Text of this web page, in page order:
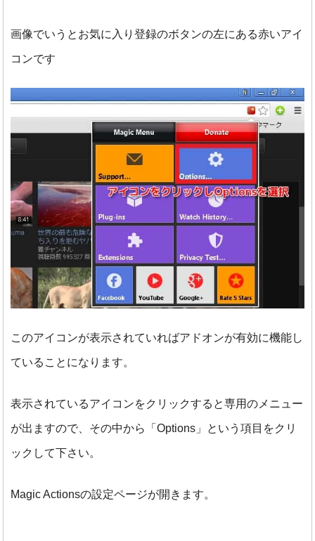
画像でいうとお気に入り登録のボタンの左にある赤いアイ
コンです
このアイコンが表示されていればアドオンが有効に機能し
ていることになります。
表示されているアイコンをクリックすると専用のメニュー
が出ますので、 その中から「Options」という項目をクリ
ックして下さい。
Magic Actionsの設定ページが開きます。